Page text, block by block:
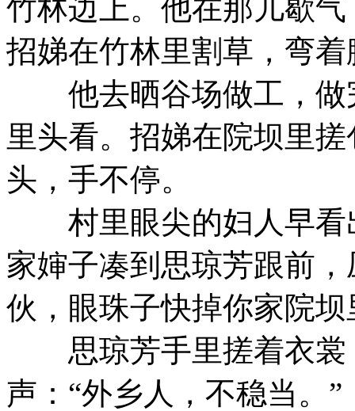
竹林边上。他在那儿歇
招娣在竹林里割草，弯
他去晒谷场做工，做
里头看。招娣在院坝里
头，手不停。
村里眼尖的妇人早看
家婶子凑到思琼芳跟前
伙，眼珠子快掉你家院坝
思琼芳手里搓着衣裳
声：“外乡人，不稳当。”